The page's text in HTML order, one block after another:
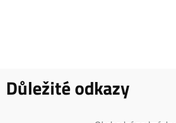
Důležité odkazy